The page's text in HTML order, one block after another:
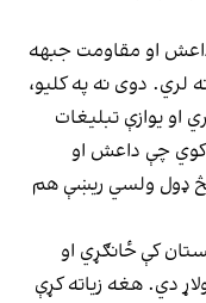
او مقاومت جبهه
لري. دوی نه په کلیو،
او یوازې تبلیغات
کوي چې داعش او
ډول ولسي ریښې هم
کې ځانګړي او
دي. هغه زیاته کړې